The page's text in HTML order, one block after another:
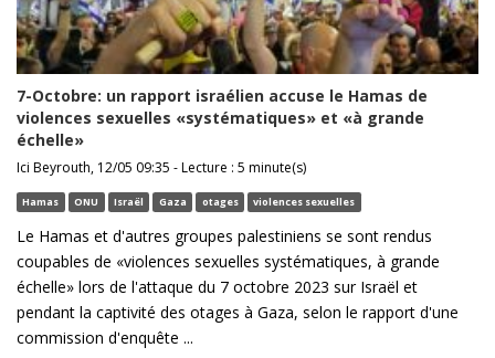
7-Octobre: un rapport israélien accuse le Hamas de
violences sexuelles «systématiques» et «à grande
échelle»
Ici Beyrouth, 12/05 09:35 - Lecture : 5 minute(s)
Hamas ONU Israël Gaza otages violences sexuelles
Le Hamas et d'autres groupes palestiniens se sont rendus
coupables de «violences sexuelles systématiques, à grande
échelle» lors de l'attaque du 7 octobre 2023 sur Israël et
pendant la captivité des otages à Gaza, selon le rapport d'une
commission d'enquête ...